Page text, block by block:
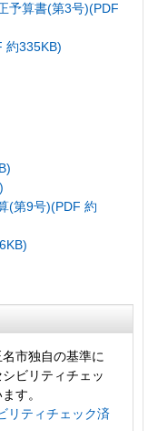
予算書(第3号)(PDF
約335KB)
(第9号)(PDF 約
市独自の基準に
ビリティチェッ
す。
リティチェック済